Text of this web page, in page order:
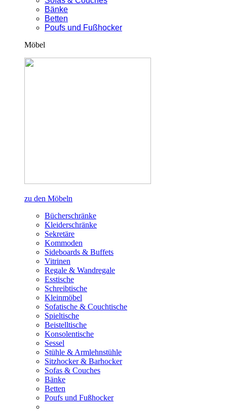
Bänke
Betten
Poufs und Fußhocker
Möbel
zu den Möbeln
Bücherschränke
Kleiderschränke
Sekretäre
Kommoden
Sideboards & Buffets
Vitrinen
Regale & Wandregale
Esstische
Schreibtische
Kleinmöbel
Sofatische & Couchtische
Spieltische
Beistelltische
Konsolentische
Sessel
Stühle & Armlehnstühle
Sitzhocker & Barhocker
Sofas & Couches
Bänke
Betten
Poufs und Fußhocker